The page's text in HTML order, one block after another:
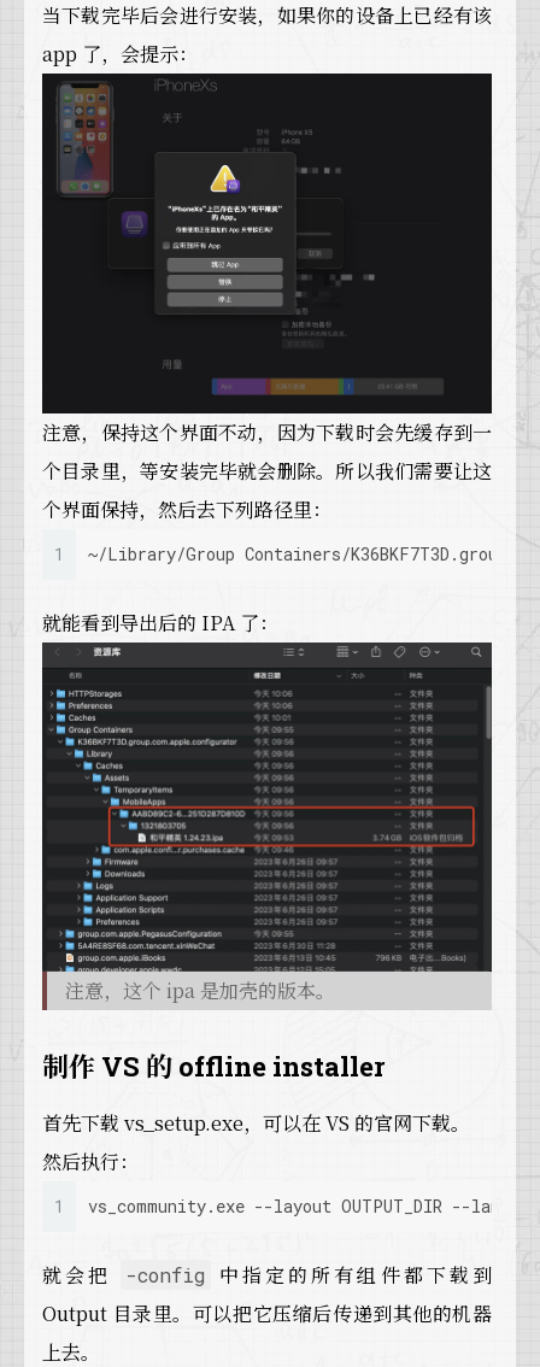
当下载完毕后会进行安装，如果你的设备上已经有该
app 了，会提示：
注意，保持这个界面不动，因为下载时会先缓存到一
个目录里，等安装完毕就会删除。所以我们需要让这
个界面保持，然后去下列路径里：
1 ~/Library/Group Containers/
就能看到导出后的 IPA 了：
注意，这个 ipa 是加壳的版本。
制作 VS 的 offline installer
首先下载 vs_setup.exe，可以在 VS 的官网下载。
然后执行：
1 vs_community.exe --layout OUTPUT_DIR --lang
就会把 -config
中指定的所有组件都下载到
Output 目录里。可以把它压缩后传递到其他的机器
上去。